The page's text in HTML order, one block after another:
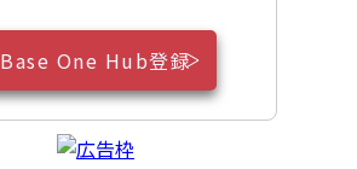
Base One Hub登録